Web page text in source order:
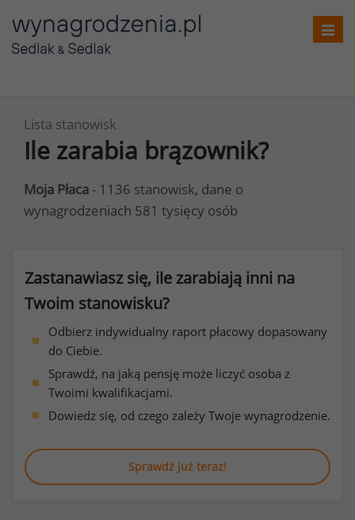
Lista stanowisk
Ile zarabia brązownik?
Moja Płaca - 1136 stanowisk, dane o
wynagrodzeniach 581 tysięcy osób
Zastanawiasz się, ile zarabiają inni na
Twoim stanowisku?
Odbierz indywidualny raport płacowy dopasowany
do Ciebie.
Sprawdź, na jaką pensję może liczyć osoba z
Twoimi kwalifikacjami.
Dowiedz się, od czego zależy Twoje wynagrodzenie.
Sprawdź już teraz!